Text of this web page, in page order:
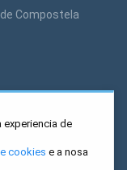
Compostela
experiencia de
cookies e a nosa